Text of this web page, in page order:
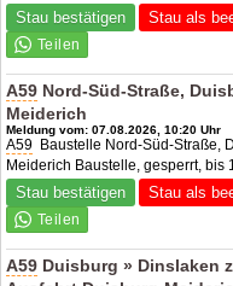
Stau bestätigen Stau als
A59 Nord-Süd-Straße,
Meiderich
Meldung vom: 07.08.2026, 10:20 Uhr
A59 Baustelle Nord-Süd-Straße,
Meiderich Baustelle, gesperrt,
Stau bestätigen Stau als
A59 Duisburg » Dinslaken